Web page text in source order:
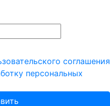
соглашения
персональных